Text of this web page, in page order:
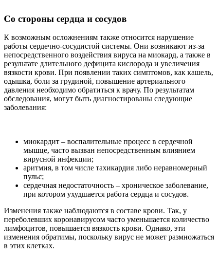
Со стороны сердца и сосудов
К возможным осложнениям также относится нарушение
работы сердечно-сосудистой системы. Они возникают из-за
непосредственного воздействия вируса на миокард, а также в
результате длительного дефицита кислорода и увеличения
вязкости крови. При появлении таких симптомов, как кашель,
одышка, боли за грудиной, повышение артериального
давления необходимо обратиться к врачу. По результатам
обследования, могут быть диагностированы следующие
заболевания:
миокардит – воспалительные процесс в сердечной
мышце, часто вызван непосредственным влиянием
вирусной инфекции;
аритмия, в том числе тахикардия либо неравномерный
пульс;
сердечная недостаточность – хроническое заболевание,
при котором ухудшается работа сердца и сосудов.
Изменения также наблюдаются в составе крови. Так, у
переболевших коронавирусом часто уменьшается количество
лимфоцитов, повышается вязкость крови. Однако, эти
изменения обратимы, поскольку вирус не может размножаться
в этих клетках.